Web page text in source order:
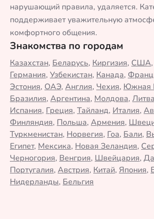
нарушающий правила, удаляется.
поддерживает уважительную
комфортного общения.
Знакомства по городам
Казахстан, Беларусь, Киргизия, США,
Германия, Узбекистан, Канада,
Эстония, ОАЭ, Англия, Чехия, Южная
Бразилия, Аргентина, Молдова, Литва
Испания, Греция, Тайланд, Италия,
Финляндия, Польша, Армения,
Туркменистан, Норвегия, Гоа, Бали,
Египет, Мексика, Новая Зеландия,
Черногория, Венгрия, Швейцария,
Португалия, Австрия, Китай, Япония,
Нидерланды, Бельгия